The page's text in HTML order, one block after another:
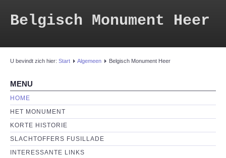
Belgisch Monument Heer
U bevindt zich hier: Start Algemeen Belgisch Monument Heer
MENU
HOME
HET MONUMENT
KORTE HISTORIE
SLACHTOFFERS FUSILLADE
INTERESSANTE LINKS